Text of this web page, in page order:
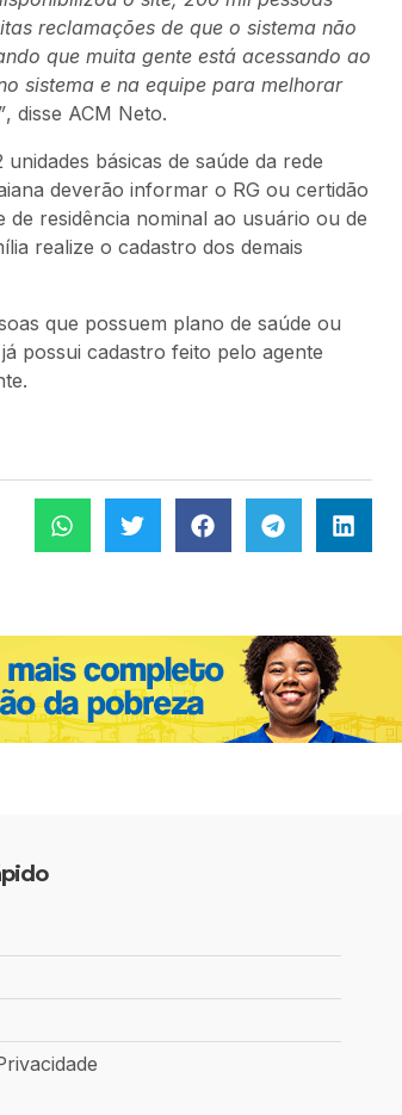
reclamações de que o sistema não
que muita gente está acessando ao
sistema e na equipe para melhorar
, disse ACM Neto.
básicas de saúde da rede
deverão informar o RG ou certidão
residência nominal ao usuário ou de
realize o cadastro dos demais
que possuem plano de saúde ou
possui cadastro feito pelo agente